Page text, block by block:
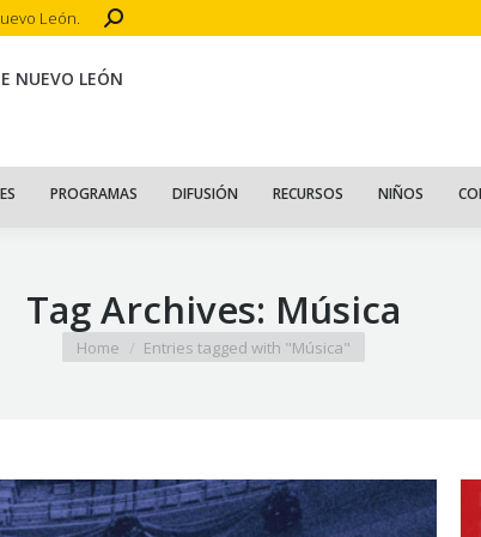
León. Search:
NUEVO LEÓN
PROGRAMAS DIFUSIÓN RECURSOS NIÑOS
Tag Archives: Música
You are here:
Home Entries tagged with "Música"
DE PUBLICACIONES PROGRAMAS DIFUSIÓN